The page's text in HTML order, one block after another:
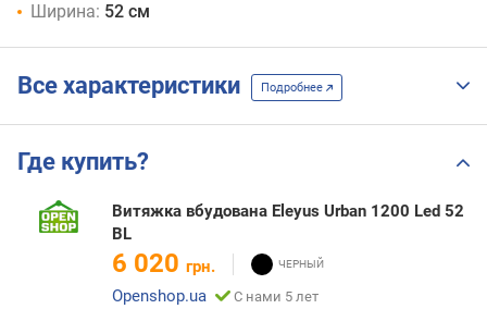
Ширина: 52 см
Все характеристики Подробнее
Где купить?
Витяжка вбудована Eleyus Urban 1200 Led 52
BL
6 020 грн.
Openshop.ua
С нами 5 лет